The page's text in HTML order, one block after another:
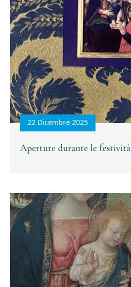
22 Dicembre 2025
Aperture durante le festività